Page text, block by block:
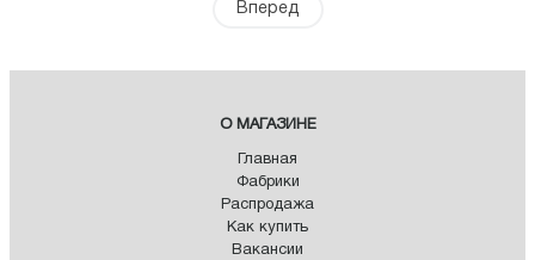
Вперед
О МАГАЗИНЕ
Главная
Фабрики
Распродажа
Как купить
Вакансии